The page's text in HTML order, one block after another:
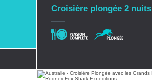
Croisière plongée 2 nuits